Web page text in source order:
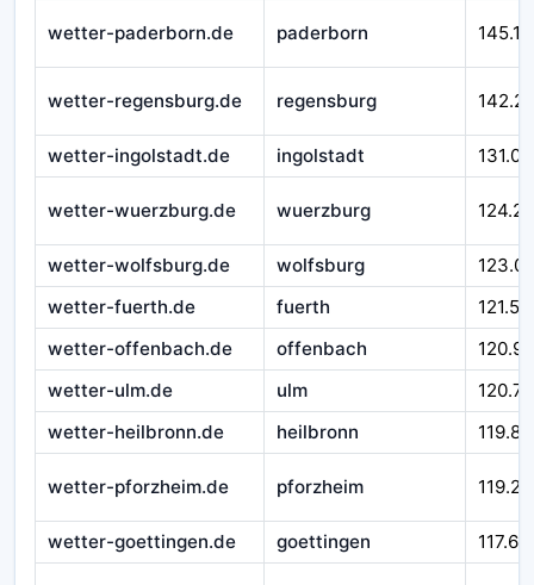
wetter-paderborn.de paderborn
wetter-regensburg.de regensburg
wetter-ingolstadt.de ingolstadt
wetter-wuerzburg.de wuerzburg
wetter-wolfsburg.de wolfsburg
wetter-fuerth.de
fuerth
wetter-offenbach.de
offenbach
wetter-ulm.de
ulm
wetter-heilbronn.de
heilbronn
wetter-pforzheim.de pforzheim
wetter-goettingen.de goettingen